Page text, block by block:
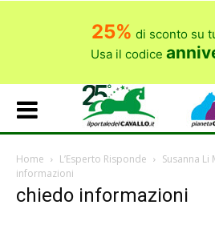
25% di sconto su
Usa il codice
Home L’Esperto Risponde Susanna Li
informazioni
chiedo informazioni